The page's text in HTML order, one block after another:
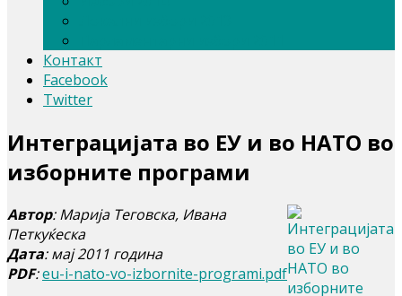
Контакт
Facebook
Twitter
Интеграцијата во ЕУ и во НАТО во
изборните програми
Автор: Марија Теговска, Ивана
Петкуќеска
Дата: мај 2011 година
PDF:eu-i-nato-vo-izbornite-programi.pdf